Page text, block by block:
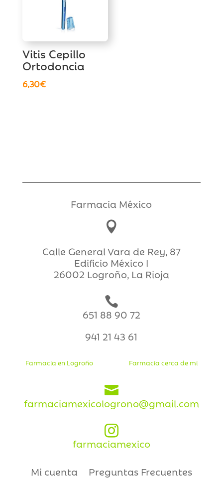
Vitis Cepillo
Ortodoncia
6,30€
Farmacia México

Calle General Vara de Rey, 87
Edificio México I
26002 Logroño, La Rioja

651 88 90 72
941 21 43 61
Farmacia en Logroño Farmacia cerca de mi

farmaciamexicologrono@gmail.com

farmaciamexico
Mi cuenta Preguntas Frecuentes